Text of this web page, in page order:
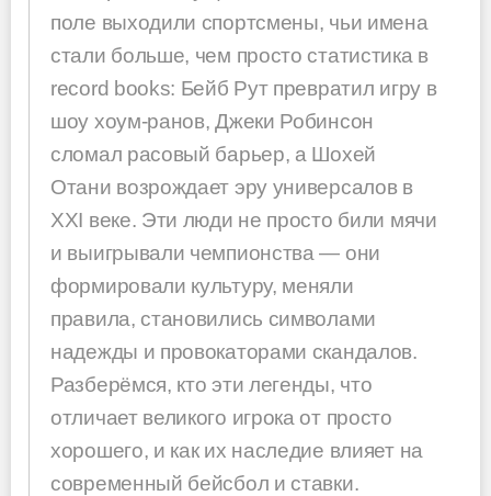
поле выходили спортсмены, чьи имена
стали больше, чем просто статистика в
record books: Бейб Рут превратил игру в
шоу хоум-ранов, Джеки Робинсон
сломал расовый барьер, а Шохей
Отани возрождает эру универсалов в
XXI веке. Эти люди не просто били мячи
и выигрывали чемпионства — они
формировали культуру, меняли
правила, становились символами
надежды и провокаторами скандалов.
Разберёмся, кто эти легенды, что
отличает великого игрока от просто
хорошего, и как их наследие влияет на
современный бейсбол и ставки.